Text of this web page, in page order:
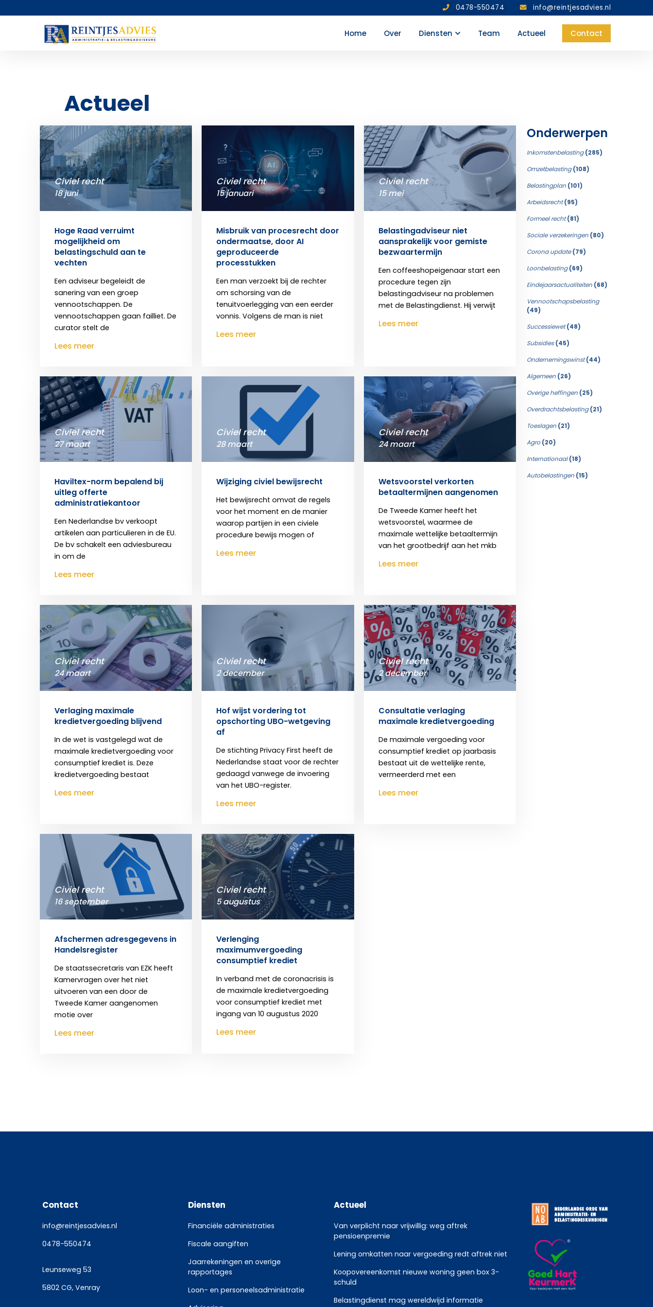
0478-550474 info@reintjesadvies.nl
Home Over Diensten Team Actueel Contact
Actueel
Civiel recht
18 juni
Hoge Raad verruimt
mogelijkheid om
belastingschuld aan te
vechten
Een adviseur begeleidt de
sanering van een groep
vennootschappen. De
vennootschappen gaan failliet. De
curator stelt de
Lees meer
Civiel recht
15 januari
Misbruik van procesrecht door
ondermaatse, door AI
geproduceerde
processtukken
Een man verzoekt bij de rechter
om schorsing van de
tenuitvoerlegging van een eerder
vonnis. Volgens de man is niet
Lees meer
Civiel recht
15 mei
Belastingadviseur niet
aansprakelijk voor gemiste
bezwaartermijn
Een coffeeshopeigenaar start een
procedure tegen zijn
belastingadviseur na problemen
met de Belastingdienst. Hij verwijt
Lees meer
Civiel recht
27 maart
Haviltex-norm bepalend bij
uitleg offerte
administratiekantoor
Een Nederlandse bv verkoopt
artikelen aan particulieren in de EU.
De bv schakelt een adviesbureau
in om de
Lees meer
Civiel recht
28 maart
Wijziging civiel bewijsrecht
Het bewijsrecht omvat de regels
voor het moment en de manier
waarop partijen in een civiele
procedure bewijs mogen of
Lees meer
Civiel recht
24 maart
Wetsvoorstel verkorten
betaaltermijnen aangenomen
De Tweede Kamer heeft het
wetsvoorstel, waarmee de
maximale wettelijke betaaltermijn
van het grootbedrijf aan het mkb
Lees meer
Civiel recht
24 maart
Verlaging maximale
kredietvergoeding blijvend
In de wet is vastgelegd wat de
maximale kredietvergoeding voor
consumptief krediet is. Deze
kredietvergoeding bestaat
Lees meer
Civiel recht
2 december
Hof wijst vordering tot
opschorting UBO-wetgeving
af
De stichting Privacy First heeft de
Nederlandse staat voor de rechter
gedaagd vanwege de invoering
van het UBO-register.
Lees meer
Civiel recht
2 december
Consultatie verlaging
maximale kredietvergoeding
De maximale vergoeding voor
consumptief krediet op jaarbasis
bestaat uit de wettelijke rente,
vermeerderd met een
Lees meer
Civiel recht
16 september
Afschermen adresgegevens in
Handelsregister
De staatssecretaris van EZK heeft
Kamervragen over het niet
uitvoeren van een door de
Tweede Kamer aangenomen
motie over
Lees meer
Civiel recht
5 augustus
Verlenging
maximumvergoeding
consumptief krediet
In verband met de coronacrisis is
de maximale kredietvergoeding
voor consumptief krediet met
ingang van 10 augustus 2020
Lees meer
Onderwerpen
Inkomstenbelasting(285)
Omzetbelasting(108)
Belastingplan (101)
Arbeidsrecht(95)
Formeel recht(81)
Sociale verzekeringen (80)
Corona update(79)
Loonbelasting(69)
Eindejaarsactualiteiten (68)
Vennootschapsbelasting
(49)
Successiewet(48)
Subsidies(45)
Ondernemingswinst(44)
Algemeen (26)
Overige heffingen (25)
Overdrachtsbelasting(21)
Toeslagen (21)
Agro (20)
Internationaal(18)
Autobelastingen (15)
Contact
info@reintjesadvies.nl
0478-550474
Leunseweg 53
5802 CG, Venray
Diensten
Financiële administraties
Fiscale aangiften
Jaarrekeningen en overige
rapportages
Loon- en personeelsadministratie
Actueel
Van verplicht naar vrijwillig: weg aftrek
pensioenpremie
Lening omkatten naar vergoeding redt aftrek niet
Koopovereenkomst nieuwe woning geen box 3-
schuld
Belastingdienst mag wereldwijd informatie